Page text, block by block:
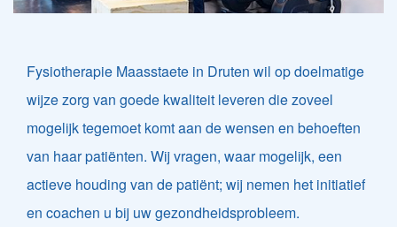
Fysiotherapie Maasstaete in Druten wil op doelmatige
wijze zorg van goede kwaliteit leveren die zoveel
mogelijk tegemoet komt aan de wensen en behoeften
van haar patiënten. Wij vragen, waar mogelijk, een
actieve houding van de patiënt; wij nemen het initiatief
en coachen u bij uw gezondheidsprobleem.